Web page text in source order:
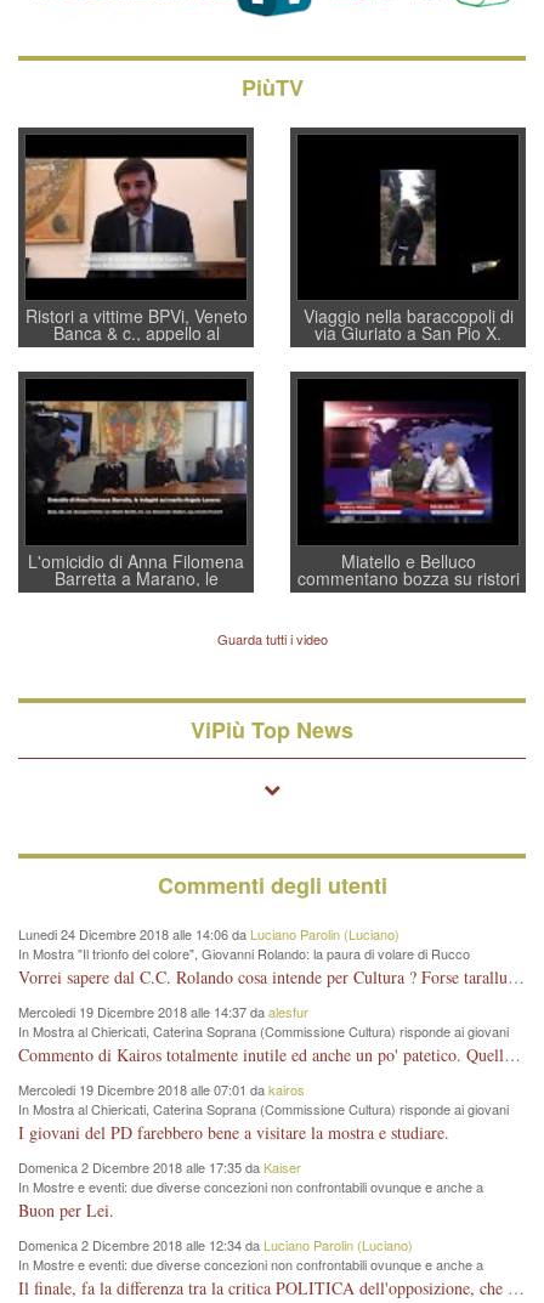
PiùTV
Ristori a vittime BPVi, Veneto
Banca & c., appello al
sottosegretario Alessio
Villarosa: per mettere ordine
convochi con Di Maio CNCU
a supporto della cabina di
regia al Mef
Viaggio nella baraccopoli di
via Giuriato a San Pio X.
Vicenza ai Vicentini: “faremo
un regalo di Natale ai
residenti”
L'omicidio di Anna Filomena
Barretta a Marano, le
indagini dei carabinieri di
quelle di... Barbara D'Urso
Miatello e Belluco
commentano bozza su ristori
BPVi e Veneto Banca
Guarda tutti i video
ViPiù Top News
Commenti degli utenti
Lunedi 24 Dicembre 2018 alle 14:06 da Luciano Parolin (Luciano)
In Mostra "Il trionfo del colore", Giovanni Rolando: la paura di volare di Rucco
Vorrei sapere dal C.C. Rolando cosa intende per Cultura ? Forse tarallucci, vino e sagre, o spaghetti tricolori del PD ? Il continuo (s)parlare della mostra a Palazzo Chiericati caro consigliere DANNEGGIA FORTEMENTE l'immagine della città TUTTA e fa deviare i consensi che in RUSSIA (badi bene ex U.R.S.S.) sono ECCELLENTI. A livello artistico l'evento è di alta Valenza culturale, COMPITO di Tutta la Cittadinanza fare il possibile per propagandare l'iniziativa senza farne UN CASO PARTITICO come fa Lei da sempre. Meno Gazebo + Partecipazione! E così sia. Amen.
Mercoledi 19 Dicembre 2018 alle 14:37 daalesfur
In Mostra al Chiericati, Caterina Soprana (Commissione Cultura) risponde ai giovani
del Pd: "realizzata a costo zero per il Comune"
Commento di Kairos totalmente inutile ed anche un po' patetico. Quella che è completamente mancata è stata la promozione internazionale dell'evento effettuata da chi lo sa fare, l'amministrazione in questo è stata totalmente assente relegando al provincialismo una mostra che meritava ben altre platee ed i risultati sono sotto gli occhi di tutti. Su questo bisogna parlare, il fatto di averla organizzata al Chiericati certo non ha aiutato ma è un aspetto secondario rispetto a quello della promozione. In città con le mostre organizzate da Goldin - che certo ha fatto principalmente i suoi interessi, ma ne ha comunque beneficiato la città in immagine e commercio per il centro - arrivavano giornalmente pullman carichi di turisti. Dove sono i turisti ora?
Mercoledi 19 Dicembre 2018 alle 07:01 dakairos
In Mostra al Chiericati, Caterina Soprana (Commissione Cultura) risponde ai giovani
del Pd: "realizzata a costo zero per il Comune"
I giovani del PD farebbero bene a visitare la mostra e studiare.
Domenica 2 Dicembre 2018 alle 17:35 daKaiser
In Mostre e eventi: due diverse concezioni non confrontabili ovunque e anche a
Vicenza
Buon per Lei.
Domenica 2 Dicembre 2018 alle 12:34 da Luciano Parolin (Luciano)
In Mostre e eventi: due diverse concezioni non confrontabili ovunque e anche a
Vicenza
Il finale, fa la differenza tra la critica POLITICA dell'opposizione, che ha perso le elezioni ed è minoranza e non trova altri argomenti per politicizzare sul sito qua o là ? La critica d'arte invece è un'altra cosa che lascio agli altri. Per ora mi basta la lezione magistrale del prof. Giulianati.